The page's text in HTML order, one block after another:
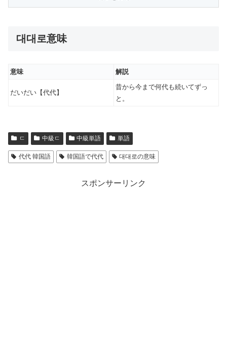
대대로意味
意味 解説
だいだい【代代】
昔から今まで何代も続いてずっ
と。
ㄷ 中級ㄷ 中級単語 単語
代代 韓国語 韓国語で代代 대대로の意味
スポンサーリンク